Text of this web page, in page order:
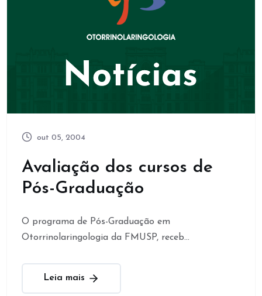
out 05, 2004
Avaliação dos cursos de
Pós-Graduação
O programa de Pós-Graduação em
Otorrinolaringologia da FMUSP, receb...
Leia mais